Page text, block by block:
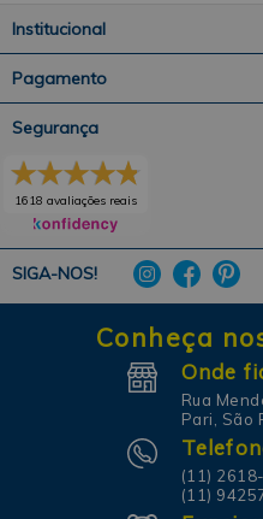
Institucional
Pagamento
SIGA-NOS!
Segurança
1618 avaliações reais
Conheça
Onde
Rua
Pari, São
(11)
(11)